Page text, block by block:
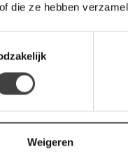
die ze hebben
Weigeren